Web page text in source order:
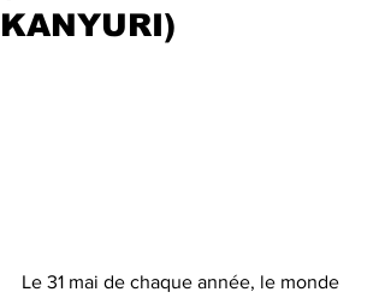
KANYURI)
Le 31 mai de chaque année, le monde